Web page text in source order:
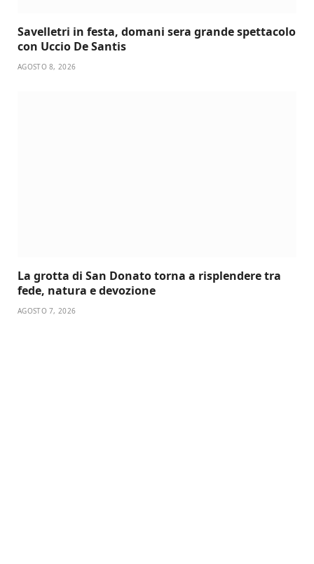
Savelletri in festa, domani sera grande spettacolo
con Uccio De Santis
AGOSTO 8, 2026
La grotta di San Donato torna a risplendere tra
fede, natura e devozione
AGOSTO 7, 2026